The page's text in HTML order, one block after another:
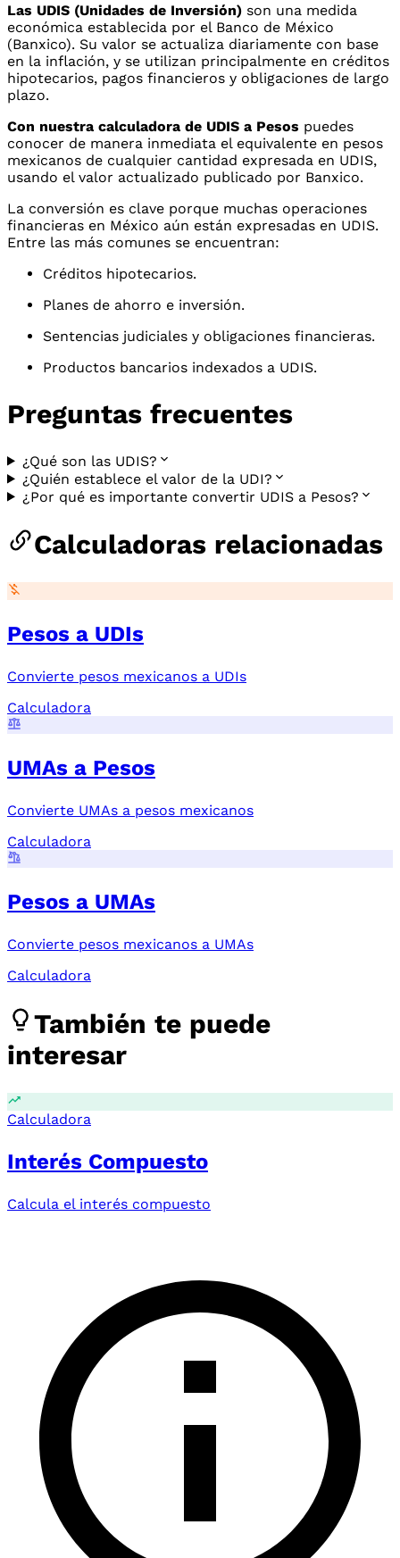
Las UDIS (Unidades de Inversión) son una medida
económica establecida por el Banco de México
(Banxico). Su valor se actualiza diariamente con base
en la inflación, y se utilizan principalmente en créditos
hipotecarios, pagos financieros y obligaciones de largo
plazo.
Con nuestra calculadora de UDIS a Pesos puedes
conocer de manera inmediata el equivalente en pesos
mexicanos de cualquier cantidad expresada en UDIS,
usando el valor actualizado publicado por Banxico.
La conversión es clave porque muchas operaciones
financieras en México aún están expresadas en UDIS.
Entre las más comunes se encuentran:
Créditos hipotecarios.
Planes de ahorro e inversión.
Sentencias judiciales y obligaciones financieras.
Productos bancarios indexados a UDIS.
Preguntas frecuentes
¿Qué son las UDIS?
¿Quién establece el valor de la UDI?
¿Por qué es importante convertir UDIS a Pesos?
Calculadoras relacionadas
Pesos a UDIs
Convierte pesos mexicanos a UDIs
Calculadora
UMAs a Pesos
Convierte UMAs a pesos mexicanos
Calculadora
Pesos a UMAs
Convierte pesos mexicanos a UMAs
Calculadora
También te puede
interesar
Calculadora
Interés Compuesto
Calcula el interés compuesto